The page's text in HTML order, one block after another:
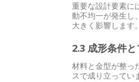
重要な設計要素に
動不均一が発生し
大きく影響します
2.3 成形条件
材料と金型が整っ
スで成り立ってい